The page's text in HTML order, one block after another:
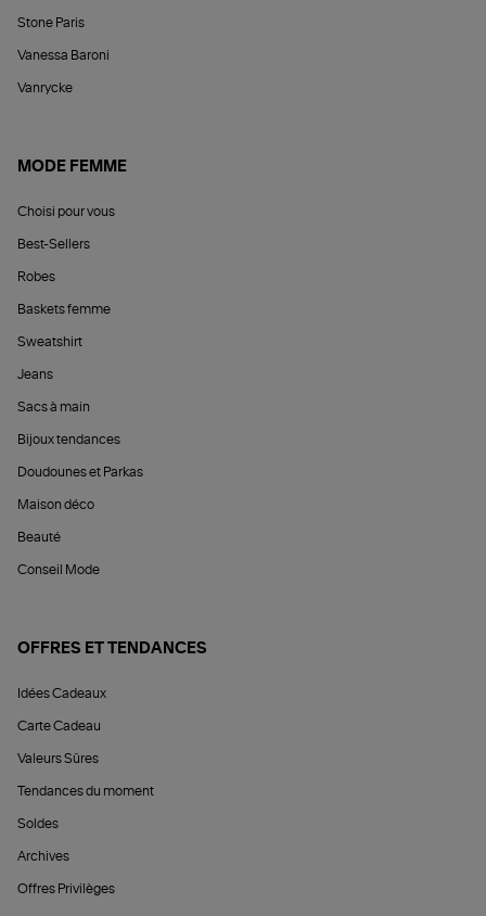
Stone Paris
Vanessa Baroni
Vanrycke
MODE FEMME
Choisi pour vous
Best-Sellers
Robes
Baskets femme
Sweatshirt
Jeans
Sacs à main
Bijoux tendances
Doudounes et Parkas
Maison déco
Beauté
Conseil Mode
OFFRES ET TENDANCES
Idées Cadeaux
Carte Cadeau
Valeurs Sûres
Tendances du moment
Soldes
Archives
Offres Privilèges